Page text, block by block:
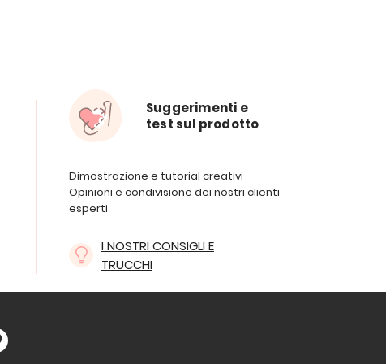
Suggerimenti e
test sul prodotto
Dimostrazione e tutorial creativi
Opinioni e condivisione dei nostri clienti
esperti
I NOSTRI CONSIGLI E
TRUCCHI